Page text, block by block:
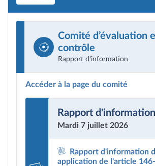
Comité d’évaluation
contrôle
Rapport d'information
Accéder à la page du comité
Rapport d'information
Mardi 7 juillet 2026
Rapport d'information
application de l'article